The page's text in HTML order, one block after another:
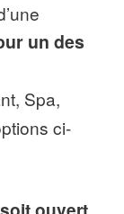
un des
Spa,
ci-